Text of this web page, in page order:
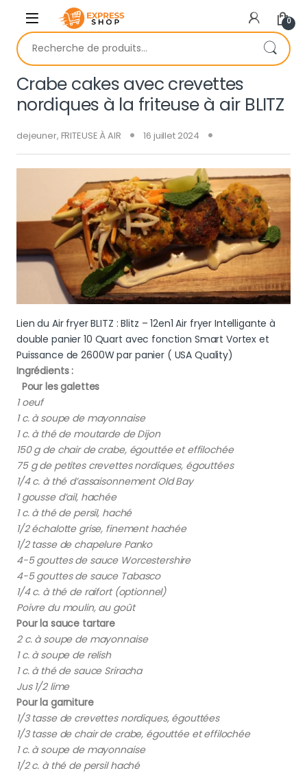
Skip to navigation
Skip to content
0
Recherche pour :
Crabe cakes avec crevettes
nordiques à la friteuse à air BLITZ
dejeuner, FRITEUSE À AIR 16 juillet 2024
Lien du Air fryer BLITZ : Blitz – 12en1 Air fryer Intelligante à
double panier 10 Quart avec fonction Smart Vortex et
Puissance de 2600W par panier ( USA Quality)
Ingrédients :
Pour les galettes
1 oeuf
1 c. à soupe de mayonnaise
1 c. à thé de moutarde de Dijon
150 g de chair de crabe, égouttée et effilochée
75 g de petites crevettes nordiques, égouttées
1/4 c. à thé d’assaisonnement Old Bay
1 gousse d’ail, hachée
1 c. à thé de persil, haché
1/2 échalotte grise, finement hachée
1/2 tasse de chapelure Panko
4-5 gouttes de sauce Worcestershire
4-5 gouttes de sauce Tabasco
1/4 c. à thé de raifort (optionnel)
Poivre du moulin, au goût
Pour la sauce tartare
2 c. à soupe de mayonnaise
1 c. à soupe de relish
1 c. à thé de sauce Sriracha
Jus 1/2 lime
Pour la garniture
1/3 tasse de crevettes nordiques, égouttées
1/3 tasse de chair de crabe, égouttée et effilochée
1 c. à soupe de mayonnaise
1/2 c. à thé de persil haché